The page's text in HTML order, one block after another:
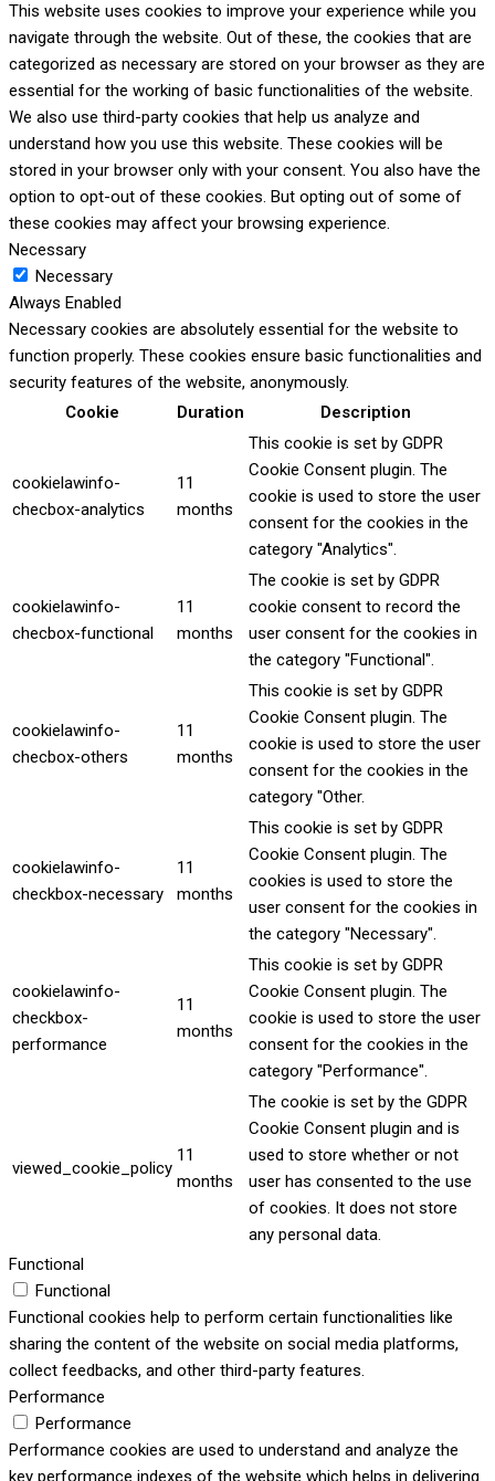
This website uses cookies to improve your experience while you
navigate through the website. Out of these, the cookies that are
categorized as necessary are stored on your browser as they are
essential for the working of basic functionalities of the website.
We also use third-party cookies that help us analyze and
understand how you use this website. These cookies will be
stored in your browser only with your consent. You also have the
option to opt-out of these cookies. But opting out of some of
these cookies may affect your browsing experience.
Necessary
Necessary
Always Enabled
Necessary cookies are absolutely essential for the website to
function properly. These cookies ensure basic functionalities and
security features of the website, anonymously.
Cookie
Duration Description
cookielawinfo-
checbox-analytics
11
months
This cookie is set by GDPR
Cookie Consent plugin. The
cookie is used to store the user
consent for the cookies in the
category "Analytics".
cookielawinfo-
checbox-functional
11
months
The cookie is set by GDPR
cookie consent to record the
user consent for the cookies in
the category "Functional".
cookielawinfo-
checbox-others
11
months
This cookie is set by GDPR
Cookie Consent plugin. The
cookie is used to store the user
consent for the cookies in the
category "Other.
cookielawinfo-
checkbox-necessary
11
months
This cookie is set by GDPR
Cookie Consent plugin. The
cookies is used to store the
user consent for the cookies in
the category "Necessary".
cookielawinfo-
checkbox-
performance
11
months
This cookie is set by GDPR
Cookie Consent plugin. The
cookie is used to store the user
consent for the cookies in the
category "Performance".
viewed_cookie_policy
11
months
The cookie is set by the GDPR
Cookie Consent plugin and is
used to store whether or not
user has consented to the use
of cookies. It does not store
any personal data.
Functional
Functional
Functional cookies help to perform certain functionalities like
sharing the content of the website on social media platforms,
collect feedbacks, and other third-party features.
Performance
Performance
Performance cookies are used to understand and analyze the
key performance indexes of the website which helps in delivering